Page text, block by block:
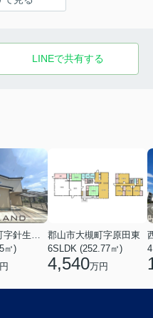
LINEで共有する
郡山市大槻町字針生前田
㎡)
郡山市大槻町字原田東
6SLDK (252.77㎡)
4,540万円